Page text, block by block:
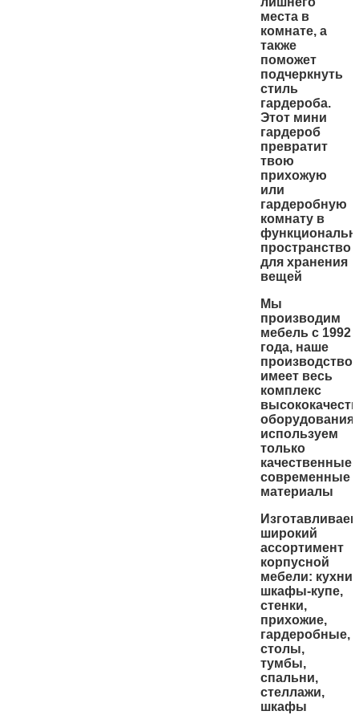
места в
комнате, а
также
поможет
подчеркнуть
стиль
гардероба.
Этот мини
гардероб
превратит
твою
прихожую
или
гардеробную
комнату в
пространство
для хранения
вещей
Мы
производим
мебель с 1992
года, наше
производство
имеет весь
комплекс
оборудования,
используем
только
качественные,
современные
материалы
Изготавливаем
широкий
ассортимент
корпусной
мебели: кухни,
шкафы-купе,
стенки,
прихожие,
гардеробные,
столы,
тумбы,
спальни,
стеллажи,
шкафы